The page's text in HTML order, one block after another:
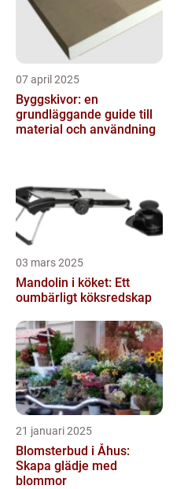
07 april 2025
Byggskivor: en
grundläggande guide till
material och användning
03 mars 2025
Mandolin i köket: Ett
oumbärligt köksredskap
21 januari 2025
Blomsterbud i Åhus:
Skapa glädje med
blommor